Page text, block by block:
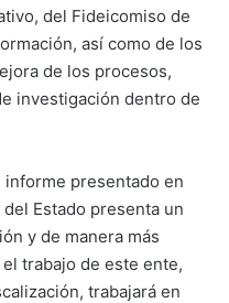
del Fideicomiso de
así como de los
de los procesos,
investigación dentro de
presentado en
Estado presenta un
y de manera más
trabajo de este ente,
trabajará en